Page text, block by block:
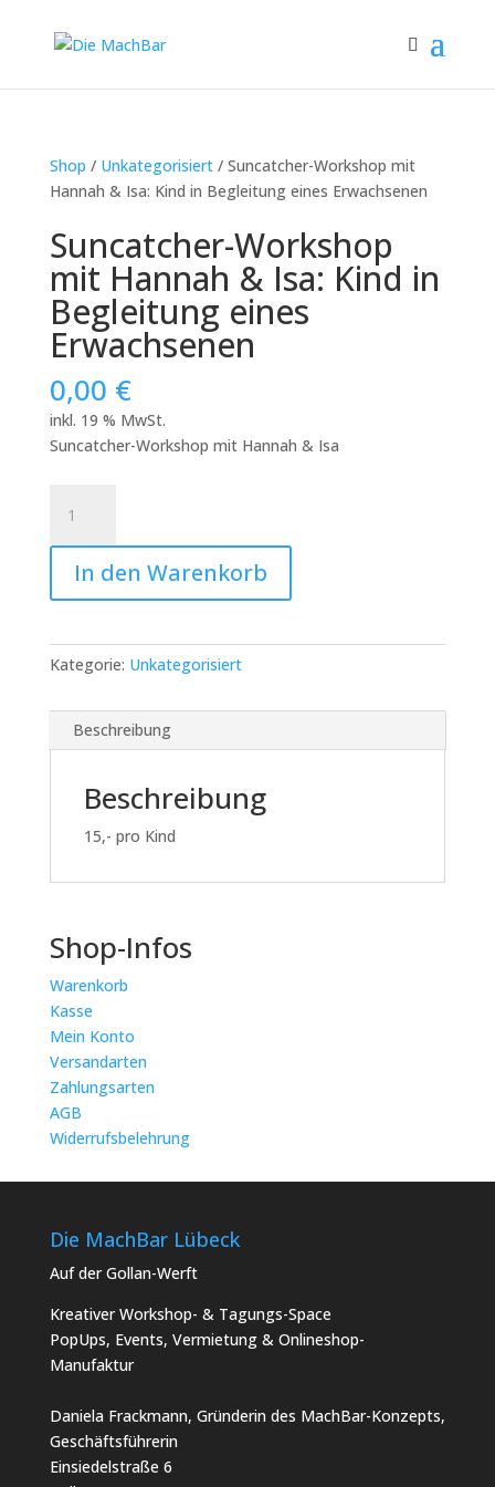
Shop / Unkategorisiert/ Suncatcher-Workshop mit
Hannah & Isa: Kind in Begleitung eines Erwachsenen
Suncatcher-Workshop
mit Hannah & Isa: Kind in
Begleitung eines
Erwachsenen
0,00 €
inkl. 19 % MwSt.
Suncatcher-Workshop mit Hannah & Isa
Workshop
mit
Hannah
&
Kind
in
eines
Erwachsenen
In den Warenkorb
Kategorie: Unkategorisiert
Beschreibung
Beschreibung
15,- pro Kind
Shop-Infos
Warenkorb
Kasse
Mein Konto
Versandarten
Zahlungsarten
AGB
Widerrufsbelehrung
Die MachBar Lübeck
Auf der Gollan-Werft
Kreativer Workshop- & Tagungs-Space
PopUps, Events, Vermietung & Onlineshop-
Manufaktur
Daniela Frackmann, Gründerin des MachBar-Konzepts,
Geschäftsführerin
Einsiedelstraße 6